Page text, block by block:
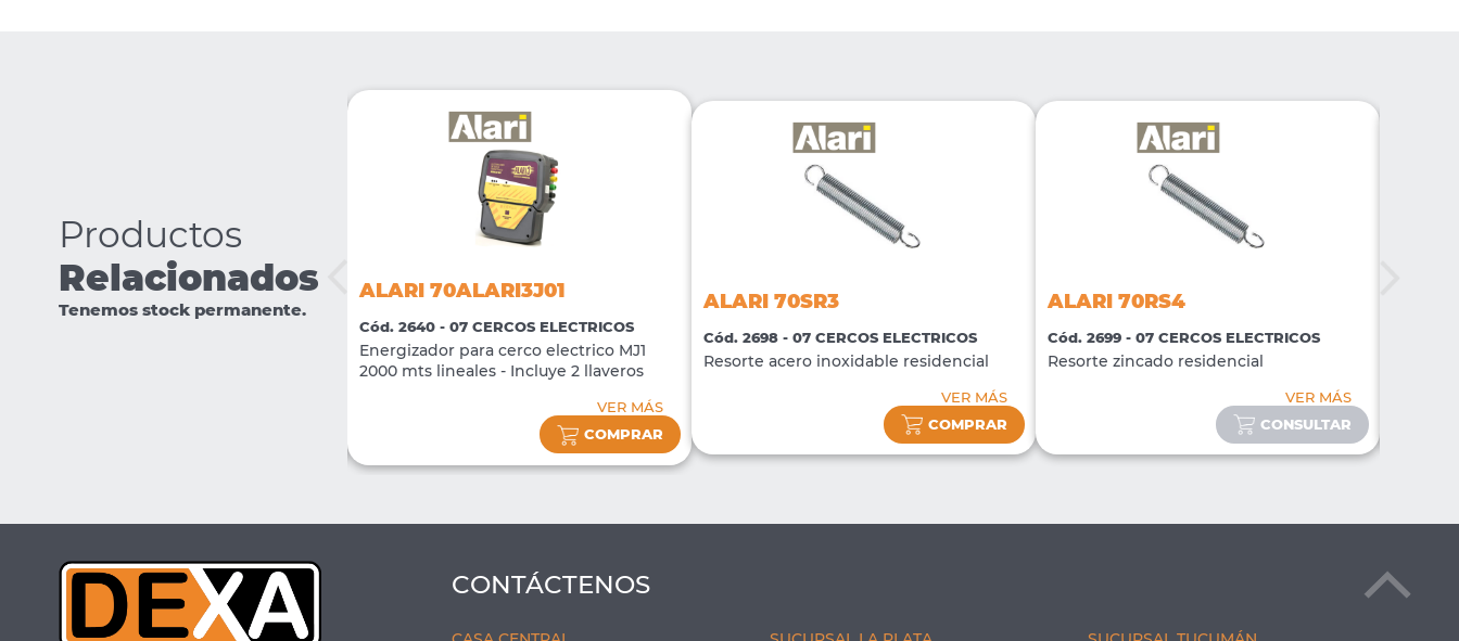
Productos
Relacionados
Tenemos stock permanente.
ALARI 70ALARIJ005W ALARI 70ALARI3J01
Cód. 2640 - 07 CERCOS ELECTRICOS
Energizador para cerco electrico MJ1
2000 mts lineales - Incluye 2 llaveros
VER MÁS
COMPRAR
ALARI 70SR3
Cód. 2698 - 07 CERCOS ELECTRICOS
Resorte acero inoxidable residencial
VER MÁS
COMPRAR
ALARI 70RS4
Cód. 2699 - 07 CERCOS ELECTRICOS
Resorte zincado residencial
VER MÁS
CONSULTAR
CONTÁCTENOS